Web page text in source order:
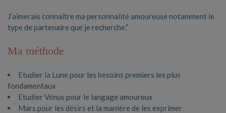
J’aimerais connaître ma personnalité amoureuse notamment le
type de partenaire que je recherche.”
Ma méthode
Etudier la Lune pour les besoins premiers les plus
fondamentaux
Etudier Vénus pour le langage amoureux
Mars pour les désirs et la manière de les exprimer